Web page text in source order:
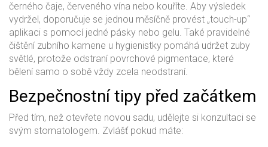
černého čaje, červeného vína nebo kouříte. Aby výsledek
vydržel, doporučuje se jednou měsíčně provést „touch-up“
aplikaci s pomocí jedné pásky nebo gelu. Také pravidelné
čištění zubního kamene u hygienistky pomáhá udržet zuby
světlé, protože odstraní povrchové pigmentace, které
bělení samo o sobě vždy zcela neodstraní.
Bezpečnostní tipy před začátkem
Před tím, než otevřete novou sadu, udělejte si konzultaci se
svým stomatologem. Zvlášť pokud máte: